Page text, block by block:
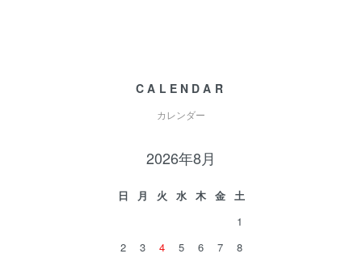
CALENDAR
カレンダー
2026年8月
日 月 火 水 木 金
土
1
2
3 4 5 6 7
8